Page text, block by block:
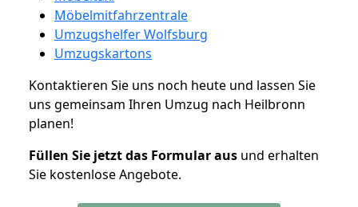
Möbelmitfahrzentrale
Umzugshelfer Wolfsburg
Umzugskartons
Kontaktieren Sie uns noch heute und lassen Sie
uns gemeinsam Ihren Umzug nach Heilbronn
planen!
Füllen Sie jetzt das Formular aus und erhalten
Sie kostenlose Angebote.